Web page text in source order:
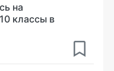
на
классы в